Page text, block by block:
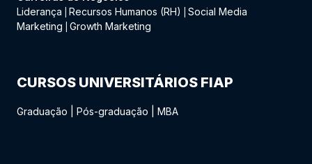
Liderança
Recursos Humanos (RH)
Social Media
Marketing
Growth Marketing
CURSOS UNIVERSITÁRIOS FIAP
Graduação Pós-graduação MBA